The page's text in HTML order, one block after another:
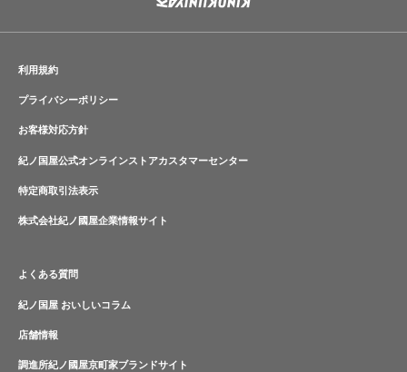
利用規約
プライバシーポリシー
お客様対応方針
紀ノ国屋公式オンラインストアカスタマーセンター
特定商取引法表示
株式会社紀ノ國屋企業情報サイト
よくある質問
紀ノ国屋 おいしいコラム
店舗情報
調進所紀ノ國屋京町家ブランドサイト